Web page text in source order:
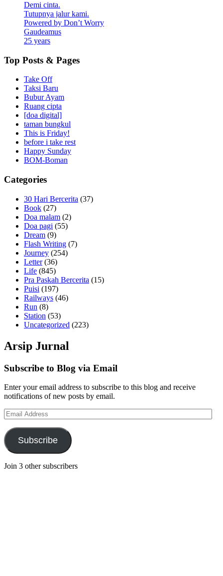
Demi cinta.
Tutupnya jalur kami.
Powered by Don’t Worry
Gaudeamus
25 years
Top Posts & Pages
Take Off
Taksi Baru
Bubur Ayam
Ruang cipta
[doa digital]
taman bungkul
This is Friday!
before i take rest
Happy Sunday
BOM-Boman
Categories
30 Hari Bercerita (37)
Book (27)
Doa malam (2)
Doa pagi (55)
Dream (9)
Flash Writing (7)
Journey (254)
Letter(36)
Life (845)
Pra Paskah Bercerita (15)
Puisi (197)
Railways (46)
Run (8)
Station (53)
Uncategorized (223)
Arsip Jurnal
Subscribe to Blog via Email
Enter your email address to subscribe to this blog and receive
notifications of new posts by email.
Email
Address
Subscribe
Join 3 other subscribers